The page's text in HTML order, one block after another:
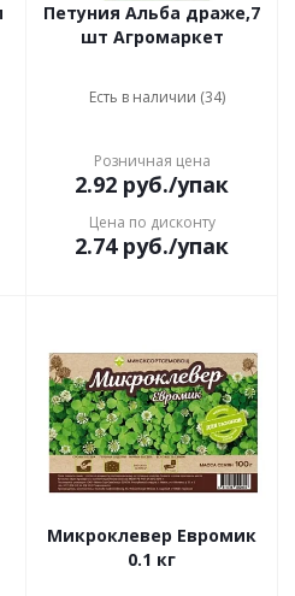
Петуния Альба драже,7
шт Агромаркет
Есть в наличии (34)
Розничная цена
2.92 руб./упак
Цена по дисконту
2.74руб./упак
Микроклевер Евромик
0.1 кг